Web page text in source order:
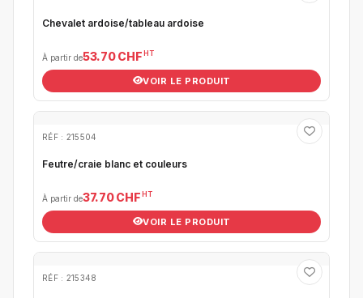
Chevalet ardoise/tableau ardoise
À partir de53.70 CHF HT
VOIR LE PRODUIT
RÉF : 215504
Feutre/craie blanc et couleurs
À partir de37.70 CHF HT
VOIR LE PRODUIT
RÉF : 215348